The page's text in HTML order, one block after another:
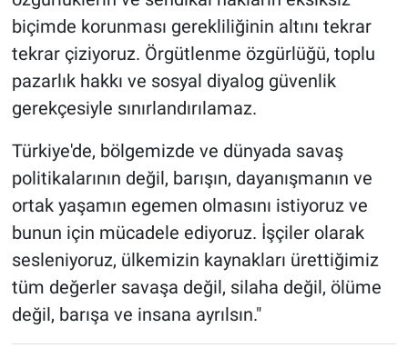
biçimde korunması gerekliliğinin altını tekrar
tekrar çiziyoruz. Örgütlenme özgürlüğü, toplu
pazarlık hakkı ve sosyal diyalog güvenlik
gerekçesiyle sınırlandırılamaz.
​Türkiye'de, bölgemizde ve dünyada savaş
politikalarının değil, barışın, dayanışmanın ve
ortak yaşamın egemen olmasını istiyoruz ve
bunun için mücadele ediyoruz. İşçiler olarak
sesleniyoruz, ülkemizin kaynakları ürettiğimiz
tüm değerler savaşa değil, silaha değil, ölüme
değil, barışa ve insana ayrılsın."